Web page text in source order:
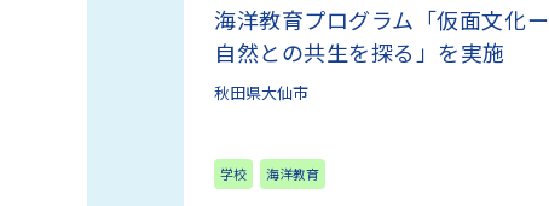
海洋教育プログラム「仮面文化ー
自然との共生を探る」を実施
秋田県大仙市
学校 海洋教育